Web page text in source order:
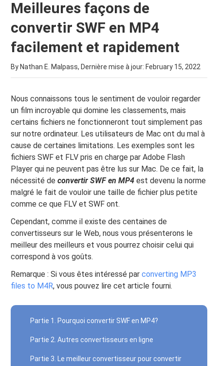
Meilleures façons de
convertir SWF en MP4
facilement et rapidement
By Nathan E. Malpass, Dernière mise à jour: February 15, 2022
Nous connaissons tous le sentiment de vouloir regarder
un film incroyable qui domine les classements, mais
certains fichiers ne fonctionneront tout simplement pas
sur notre ordinateur. Les utilisateurs de Mac ont du mal à
cause de certaines limitations. Les exemples sont les
fichiers SWF et FLV pris en charge par Adobe Flash
Player qui ne peuvent pas être lus sur Mac. De ce fait, la
nécessité deconvertir SWF en MP4 est devenu la norme
malgré le fait de vouloir une taille de fichier plus petite
comme ce que FLV et SWF ont.
Cependant, comme il existe des centaines de
convertisseurs sur le Web, nous vous présenterons le
meilleur des meilleurs et vous pourrez choisir celui qui
correspond à vos goûts.
Remarque : Si vous êtes intéressé parconverting MP3
files to M4R, vous pouvez lire cet article fourni.
Partie 1. Pourquoi convertir SWF en MP4?
Partie 2. Autres convertisseurs en ligne
Partie 3. Le meilleur convertisseur pour convertir